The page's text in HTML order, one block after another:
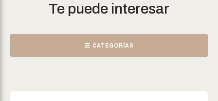
Te puede interesar
☰ CATEGORÍAS